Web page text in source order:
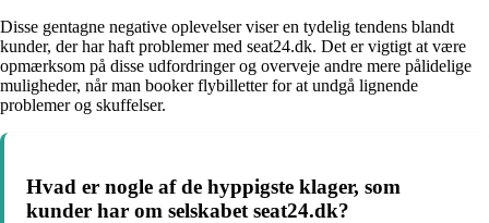
Disse gentagne negative oplevelser viser en tydelig tendens blandt
kunder, der har haft problemer med seat24.dk. Det er vigtigt at være
opmærksom på disse udfordringer og overveje andre mere pålidelige
muligheder, når man booker flybilletter for at undgå lignende
problemer og skuffelser.
Hvad er nogle af de hyppigste klager, som
kunder har om selskabet seat24.dk?